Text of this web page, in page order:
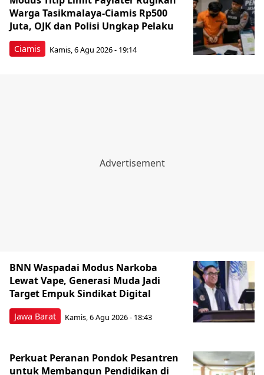
Ciamis
Warga Tasikmalaya-Ciamis Rp500
Juta, OJK dan Polisi Ungkap Pelaku
Kamis, 6 Agu 2026 - 19:14
Jawa Barat
BNN Waspadai Modus Narkoba
Lewat Vape, Generasi Muda Jadi
Target Empuk Sindikat Digital
Kamis, 6 Agu 2026 - 18:43
Perkuat Peranan Pondok Pesantren
untuk Membangun Pendidikan di